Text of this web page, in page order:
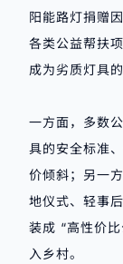
阳能路灯捐赠
各类公益帮扶
成为劣质灯具的
一方面，多数
具的安全标准
价倾斜；另一
地仪式、轻事
装成 “高性价
入乡村。